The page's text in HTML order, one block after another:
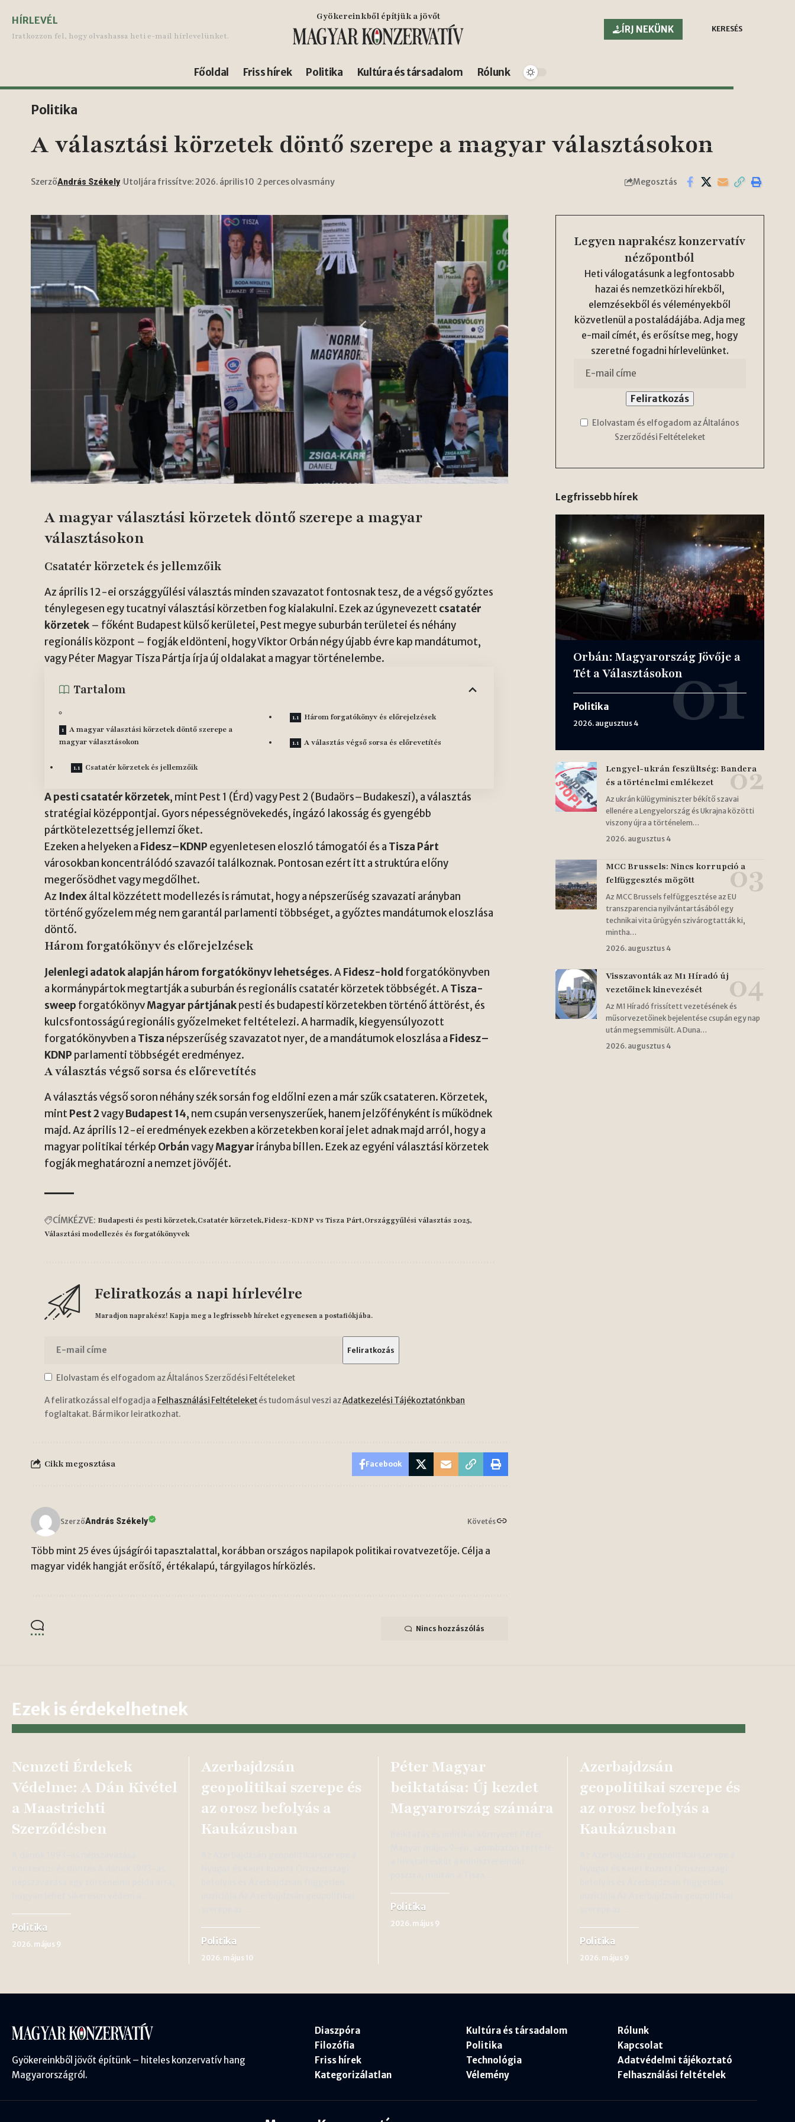
HÍRLEVÉL
Iratkozzon fel, hogy olvashassa heti e-mail hírlevelünket.
Gyökereinkből építjük a jövőt
ÍRJ NEKÜNK
KERESÉS
Főoldal Friss hírek Politika Kultúra és társadalom Rólunk
Politika
A választási körzetek döntő szerepe a magyar választásokon
SzerzőAndrás Székely Utoljára frissítve: 2026. április 10 2 perces olvasmány Megosztás
A magyar választási körzetek döntő szerepe a magyar
választásokon
Csatatér körzetek és jellemzőik
Az április 12-ei országgyűlési választás minden szavazatot fontosnak tesz, de a végső győztes
ténylegesen egy tucatnyi választási körzetben fog kialakulni. Ezek az úgynevezettcsatatér
körzetek – főként Budapest külső kerületei, Pest megye suburbán területei és néhány
regionális központ – fogják eldönteni, hogy Viktor Orbán négy újabb évre kap mandátumot,
vagy Péter Magyar Tisza Pártja írja új oldalakat a magyar történelembe.
Tartalom
A magyar választási körzetek döntő szerepe a
magyar választásokon
Csatatér körzetek és jellemzőik
Három forgatókönyv és előrejelzések
A választás végső sorsa és előrevetítés
A pesti csatatér körzetek, mint Pest 1 (Érd) vagy Pest 2 (Budaörs–Budakeszi), a választás
stratégiai középpontjai. Gyors népességnövekedés, ingázó lakosság és gyengébb
pártkötelezettség jellemzi őket.
Ezeken a helyeken a Fidesz–KDNP egyenletesen eloszló támogatói és a Tisza Párt
városokban koncentrálódó szavazói találkoznak. Pontosan ezért itt a struktúra előny
megerősödhet vagy megdőlhet.
Az Indexáltal közzétett modellezés is rámutat, hogy a népszerűség szavazati arányban
történő győzelem még nem garantál parlamenti többséget, a győztes mandátumok eloszlása
döntő.
Három forgatókönyv és előrejelzések
Jelenlegi adatok alapján három forgatókönyv lehetséges.AFidesz-hold forgatókönyvben
a kormánypártok megtartják a suburbán és regionális csatatér körzetek többségét. ATisza-
sweep forgatókönyvMagyar pártjánakpesti és budapesti körzetekben történő áttörést, és
kulcsfontosságú regionális győzelmeket feltételezi. A harmadik, kiegyensúlyozott
forgatókönyvben a Tisza népszerűség szavazatot nyer, de a mandátumok eloszlása a Fidesz–
KDNP parlamenti többségét eredményez.
A választás végső sorsa és előrevetítés
A választás végső soron néhány szék sorsán fog eldőlni ezen a már szűk csatateren. Körzetek,
mintPest 2vagyBudapest 14, nem csupán versenyszerűek, hanem jelzőfényként is működnek
majd. Az április 12-ei eredmények ezekben a körzetekben korai jelet adnak majd arról, hogy a
magyar politikai térkép OrbánvagyMagyar irányba billen. Ezek az egyéni választási körzetek
fogják meghatározni a nemzet jövőjét.
CÍMKÉZVE: Budapesti és pesti körzetek Csatatér körzetek Fidesz-KDNP vs Tisza Párt Országgyűlési választás 2025
Választási modellezés és forgatókönyvek
Feliratkozás a napi hírlevélre
Maradjon naprakész! Kapja meg a legfrissebb híreket egyenesen a postafiókjába.
Elolvastam és elfogadom az Általános Szerződési Feltételeket
A feliratkozással elfogadja a Felhasználási Feltételeketés tudomásul veszi azAdatkezelési Tájékoztatónkban
foglaltakat. Bármikor leiratkozhat.
Cikk megosztása Facebook
SzerzőAndrás Székely Követés
Több mint 25 éves újságírói tapasztalattal, korábban országos napilapok politikai rovatvezetője. Célja a
magyar vidék hangját erősítő, értékalapú, tárgyilagos hírközlés.
Nincs hozzászólás
Legyen naprakész konzervatív
nézőpontból
Heti válogatásunk a legfontosabb
hazai és nemzetközi hírekből,
elemzésekből és véleményekből
közvetlenül a postaládájába. Adja meg
e-mail címét, és erősítse meg, hogy
szeretné fogadni hírlevelünket.
Elolvastam és elfogadom az Általános
Szerződési Feltételeket
Legfrissebb hírek
Orbán: Magyarország Jövője a
Tét a Választásokon
Politika
2026. augusztus 4
Lengyel-ukrán feszültség: Bandera
és a történelmi emlékezet
Az ukrán külügyminiszter békítő szavai
ellenére a Lengyelország és Ukrajna közötti
viszony újra a történelem…
2026. augusztus 4
MCC Brussels: Nincs korrupció a
felfüggesztés mögött
Az MCC Brussels felfüggesztése az EU
transzparencia nyilvántartásából egy
technikai vita ürügyén szivárogtatták ki,
mintha…
2026. augusztus 4
Visszavonták az M1 Híradó új
vezetőinek kinevezését
Az M1 Híradó frissített vezetésének és
műsorvezetőinek bejelentése csupán egy nap
után megsemmisült. A Duna…
2026. augusztus 4
Ezek is érdekelhetnek
Nemzeti Érdekek
Védelme: A Dán Kivétel
a Maastrichti
Szerződésben
Politika
2026. május 9
Azerbajdzsán
geopolitikai szerepe és
az orosz befolyás a
Kaukázusban
Politika
2026. május 10
Péter Magyar
beiktatása: Új kezdet
Magyarország számára
Politika
2026. május 9
Azerbajdzsán
geopolitikai szerepe és
az orosz befolyás a
Kaukázusban
Politika
2026. május 9
Gyökereinkből jövőt építünk – hiteles konzervatív hang
Magyarországról.
Diaszpóra
Filozófia
Friss hírek
Kategorizálatlan
Kultúra és társadalom
Politika
Technológia
Vélemény
Rólunk
Kapcsolat
Adatvédelmi tájékoztató
Felhasználási feltételek